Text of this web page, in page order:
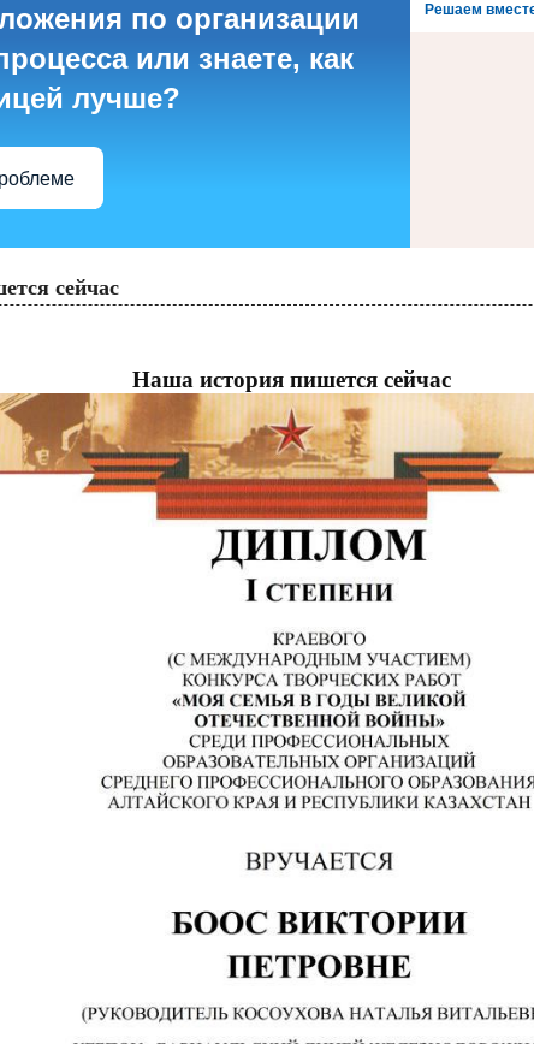
Решаем
по организации
или знаете, как
лучше?
сейчас
Наша история пишется сейчас